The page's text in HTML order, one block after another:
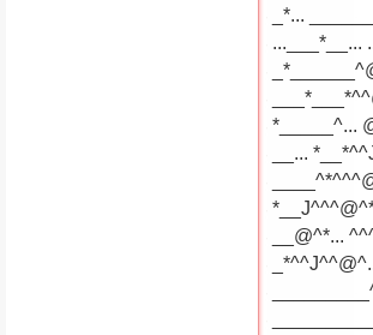
_*...
...___*__...
*_____^...
__...
__@^*...